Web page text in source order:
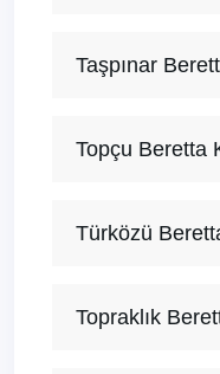
Taşpınar
Topçu Beretta
Türközü
Topraklık